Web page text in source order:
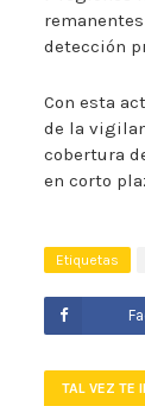
detección
Con esta
de la
cobertura
en corto
Etiquetas
TAL VEZ TE